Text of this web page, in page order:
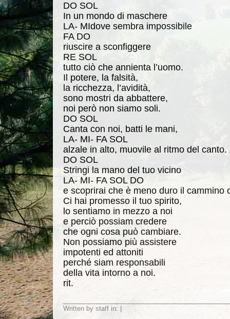
DO SOL
In un mondo di maschere
LA- MIdove sembra impossibile
FA DO
riuscire a sconfiggere
RE SOL
tutto ciò che annienta l’uomo.
Il potere, la falsità,
la ricchezza, l’avidità,
sono mostri da abbattere,
noi però non siamo soli.
DO SOL
Canta con noi, batti le mani,
LA- MI- FA SOL
alzale in alto, muovile al ritmo del canto.
DO SOL
Stringi la mano del tuo vicino
LA- MI- FA SOL DO
e scoprirai che è meno duro il cammino
Ci hai promesso il tuo spirito,
lo sentiamo in mezzo a noi
e perciò possiam credere
che ogni cosa può cambiare.
Non possiamo più assistere
impotenti ed attoniti
perché siam responsabili
della vita intorno a noi.
rit.
Written by staff in: |